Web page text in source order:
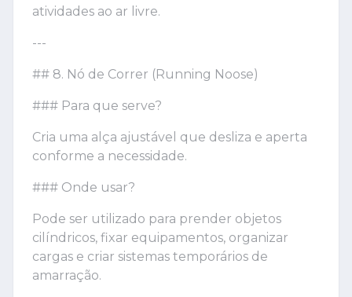
atividades ao ar livre.
---
## 8. Nó de Correr (Running Noose)
### Para que serve?
Cria uma alça ajustável que desliza e aperta
conforme a necessidade.
### Onde usar?
Pode ser utilizado para prender objetos
cilíndricos, fixar equipamentos, organizar
cargas e criar sistemas temporários de
amarração.